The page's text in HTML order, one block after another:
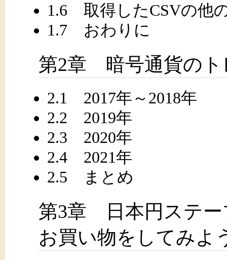
1.6 取得したCSVの他
1.7 おわりに
第2章 暗号通貨のト
2.1 2017年～2018年
2.2 2019年
2.3 2020年
2.4 2021年
2.5 まとめ
第3章 日本円ステー
お買い物をしてみよ